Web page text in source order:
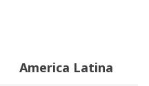
America Latina